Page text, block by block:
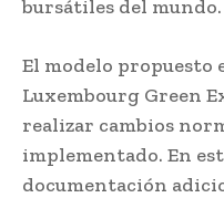
bursátiles del mundo.
El modelo propuesto
Luxembourg Green
realizar cambios
implementado. En
documentación